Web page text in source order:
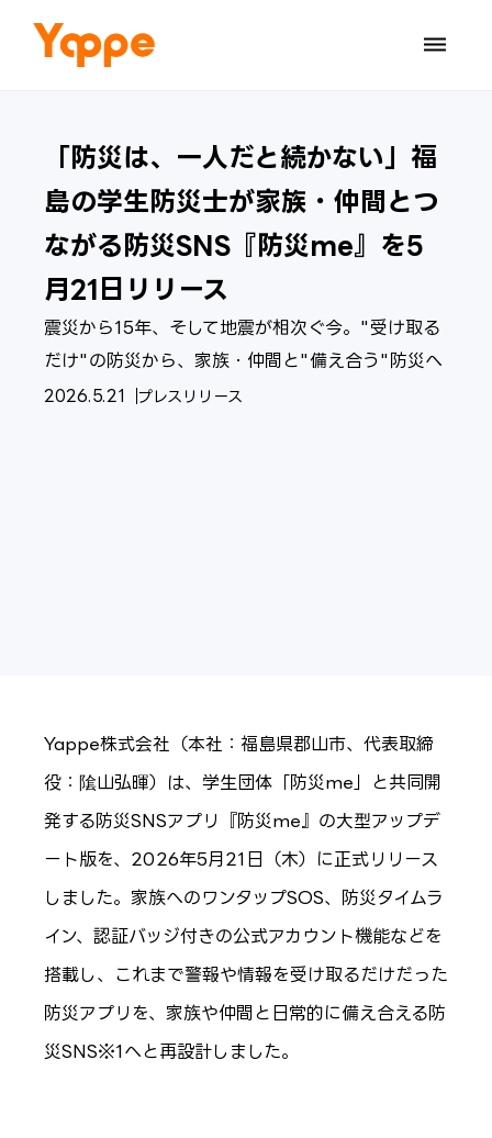
dehaze
「防災は、一人だと続かない」福
島の学生防災士が家族・仲間とつ
ながる防災SNS『防災me』を5
月21日リリース
震災から15年、そして地震が相次ぐ今。"受け取る
だけ"の防災から、家族・仲間と"備え合う"防災へ
2026.5.21 プレスリリース
Yappe株式会社（本社：福島県郡山市、代表取締
役：隂山弘暉）は、学生団体「防災me」と共同開
発する防災SNSアプリ『防災me』の大型アップデ
ート版を、2026年5月21日（木）に正式リリース
しました。家族へのワンタップSOS、防災タイムラ
イン、認証バッジ付きの公式アカウント機能などを
搭載し、これまで警報や情報を受け取るだけだった
防災アプリを、家族や仲間と日常的に備え合える防
災SNS※1へと再設計しました。